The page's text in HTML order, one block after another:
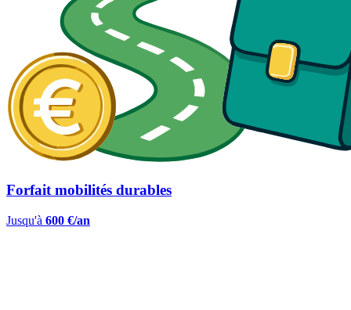
Forfait mobilités durables
Jusqu'à 600 €/an